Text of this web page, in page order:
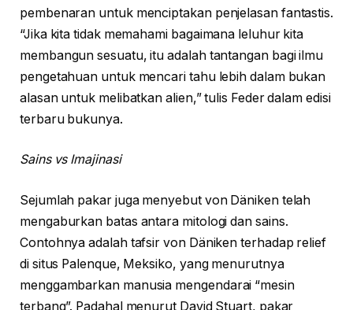
pembenaran untuk menciptakan penjelasan fantastis.
“Jika kita tidak memahami bagaimana leluhur kita
membangun sesuatu, itu adalah tantangan bagi ilmu
pengetahuan untuk mencari tahu lebih dalam bukan
alasan untuk melibatkan alien,” tulis Feder dalam edisi
terbaru bukunya.
Sains vs Imajinasi
Sejumlah pakar juga menyebut von Däniken telah
mengaburkan batas antara mitologi dan sains.
Contohnya adalah tafsir von Däniken terhadap relief
di situs Palenque, Meksiko, yang menurutnya
menggambarkan manusia mengendarai “mesin
terbang”. Padahal menurut David Stuart, pakar